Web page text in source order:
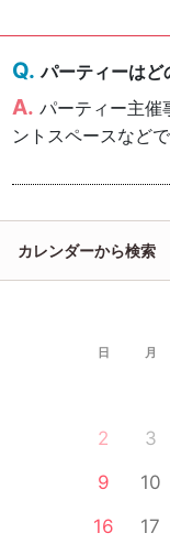
パーティーはど
パーティー主催
ントスペースなど
カレンダーから検索
日 月
2
3
9
10
16
17